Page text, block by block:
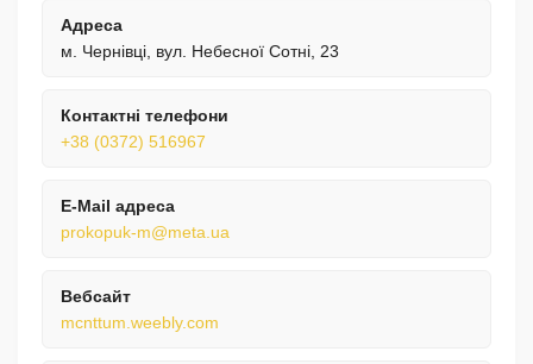
Адреса
м. Чернівці, вул. Небесної Сотні, 23
Контактні телефони
+38 (0372) 516967
E-Mail адреса
prokopuk-m@meta.ua
Вебсайт
mcnttum.weebly.com